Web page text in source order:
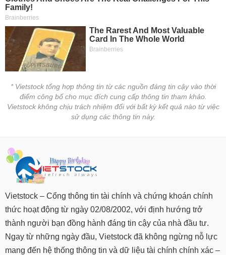
* Vietstock tổng hợp thông tin từ các nguồn đáng tin cậy vào thời
điểm công bố cho mục đích cung cấp thông tin tham khảo.
Vietstock không chịu trách nhiệm đối với bất kỳ kết quả nào từ việc
sử dụng các thông tin này.
Vietstock – Cổng thông tin tài chính và chứng khoán chính
thức hoạt động từ ngày 02/08/2002, với định hướng trở
thành người bạn đồng hành đáng tin cậy của nhà đầu tư.
Ngay từ những ngày đầu, Vietstock đã không ngừng nỗ lực
mang đến hệ thống thông tin và dữ liệu tài chính chính xác –
Tất cả Cổ phiếu Chỉ số Chứng chỉ quỹ Chứng
Lãnh
đạo
(-)
Tất cả Người nội bộ
Tin
tức
(-)
viết
của
tác
giả
(-)
Báo
cáo
tích
(-)